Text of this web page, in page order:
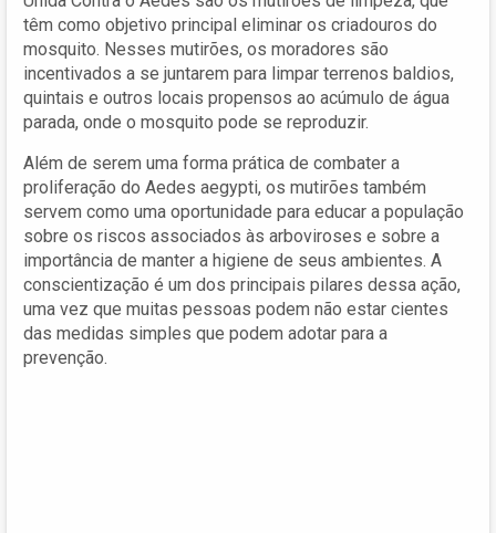
têm como objetivo principal eliminar os criadouros do
mosquito. Nesses mutirões, os moradores são
incentivados a se juntarem para limpar terrenos baldios,
quintais e outros locais propensos ao acúmulo de água
parada, onde o mosquito pode se reproduzir.
Além de serem uma forma prática de combater a
proliferação do Aedes aegypti, os mutirões também
servem como uma oportunidade para educar a população
sobre os riscos associados às arboviroses e sobre a
importância de manter a higiene de seus ambientes. A
conscientização é um dos principais pilares dessa ação,
uma vez que muitas pessoas podem não estar cientes
das medidas simples que podem adotar para a
prevenção.